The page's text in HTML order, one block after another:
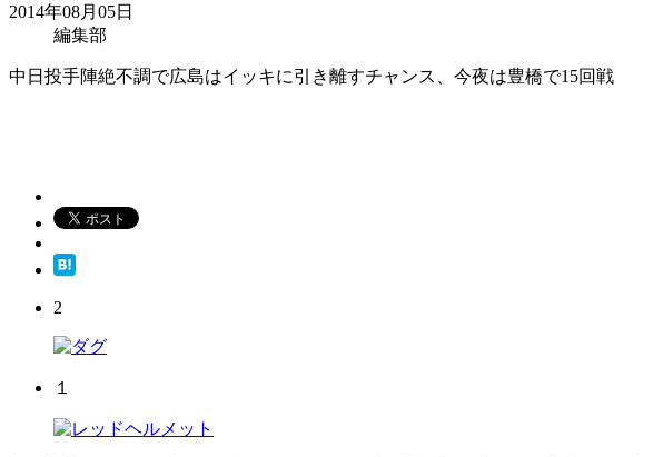
2014年08月05日
編集部
中日投手陣絶不調で広島はイッキに引き離すチャンス、今夜は豊橋で15回戦
2
１